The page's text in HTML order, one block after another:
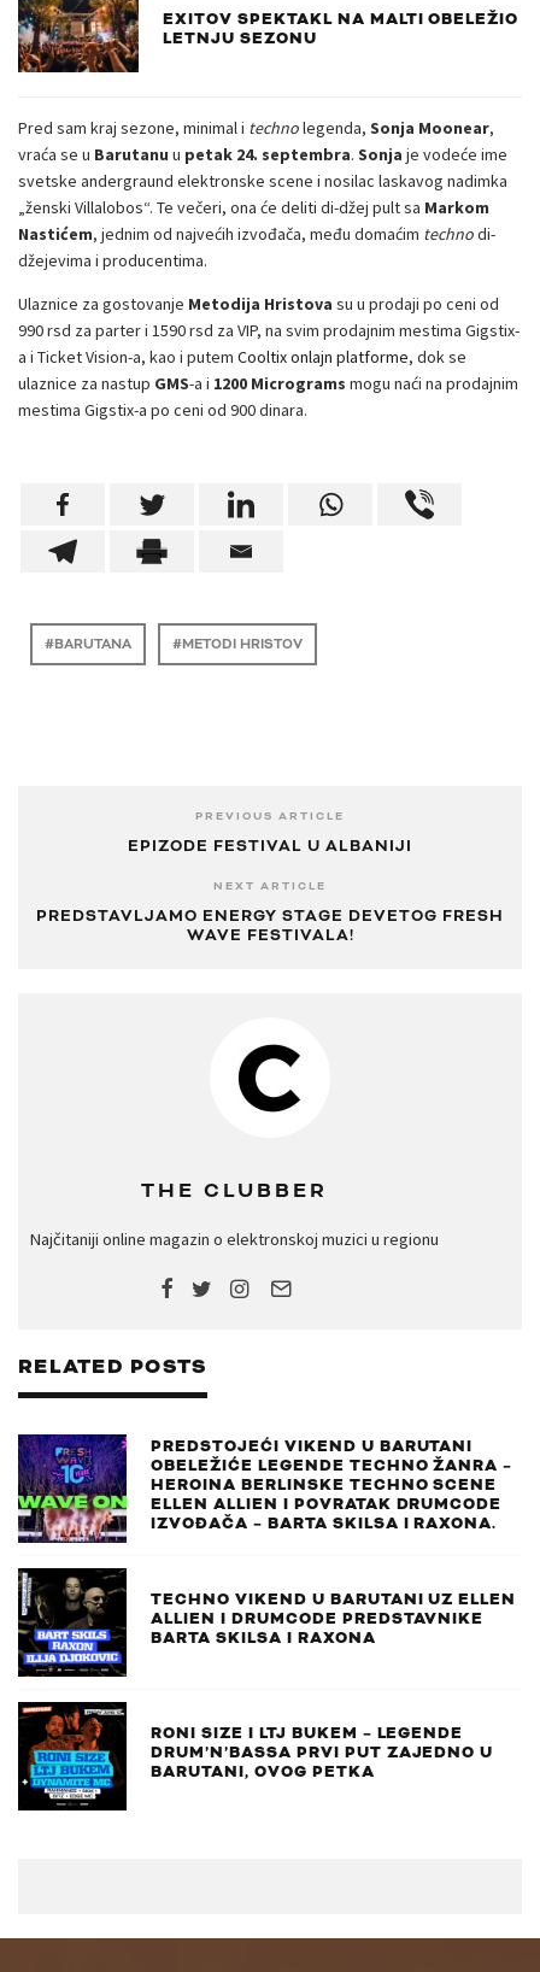
EXITOV SPEKTAKL NA MALTI OBELEŽIO
LETNJU SEZONU
Pred sam kraj sezone, minimal i technolegenda, Sonja Moonear,
vraća se u Barutanu u petak 24. septembra. Sonja je vodeće ime
svetske andergraund elektronske scene i nosilac laskavog nadimka
„ženski Villalobos“. Te večeri, ona će deliti di-džej pult sa Markom
Nastićem, jednim od najvećih izvođača, među domaćim technodi-
džejevima i producentima.
Ulaznice za gostovanje Metodija Hristova su u prodaji po ceni od
990 rsd za parter i 1590 rsd za VIP, na svim prodajnim mestima Gigstix-
a i Ticket Vision-a, kao i putem Cooltix onlajn platforme, dok se
ulaznice za nastup GMS-a i 1200 Micrograms mogu naći na prodajnim
mestima Gigstix-a po ceni od 900 dinara.
BARUTANA METODI HRISTOV
PREVIOUS ARTICLE
EPIZODE FESTIVAL U ALBANIJI
NEXT ARTICLE
PREDSTAVLJAMO ENERGY STAGE DEVETOG FRESH
WAVE FESTIVALA!
THE CLUBBER
Najčitaniji online magazin o elektronskoj muzici u regionu
RELATED POSTS
PREDSTOJEĆI VIKEND U BARUTANI
OBELEŽIĆE LEGENDE TECHNO ŽANRA –
HEROINA BERLINSKE TECHNO SCENE
ELLEN ALLIEN I POVRATAK DRUMCODE
IZVOĐAČA – BARTA SKILSA I RAXONA.
TECHNO VIKEND U BARUTANI UZ ELLEN
ALLIEN I DRUMCODE PREDSTAVNIKE
BARTA SKILSA I RAXONA
RONI SIZE I LTJ BUKEM – LEGENDE
DRUM’N’BASSA PRVI PUT ZAJEDNO U
BARUTANI, OVOG PETKA